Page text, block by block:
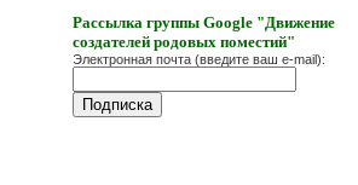
Рассылка группы Google "Движение
создателей родовых поместий"
Электронная почта (введите ваш e-mail):